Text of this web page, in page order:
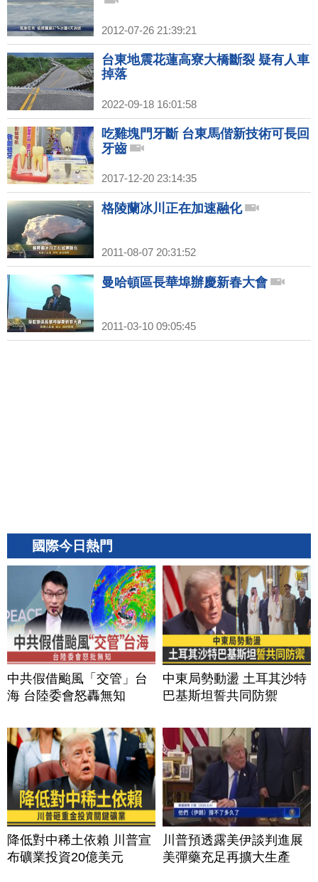
2012-07-26 21:39:21
台東地震花蓮高寮大橋斷裂 疑有人車
掉落
2022-09-18 16:01:58
吃雞塊門牙斷 台東馬偕新技術可長回
牙齒
2017-12-20 23:14:35
格陵蘭冰川正在加速融化
2011-08-07 20:31:52
曼哈頓區長華埠辦慶新春大會
2011-03-10 09:05:45
國際今日熱門
中共假借颱風「交管」台
海 台陸委會怒轟無知
中東局勢動盪 土耳其沙特
巴基斯坦誓共同防禦
降低對中稀土依賴 川普宣
布礦業投資20億美元
川普預透露美伊談判進展
美彈藥充足再擴大生產